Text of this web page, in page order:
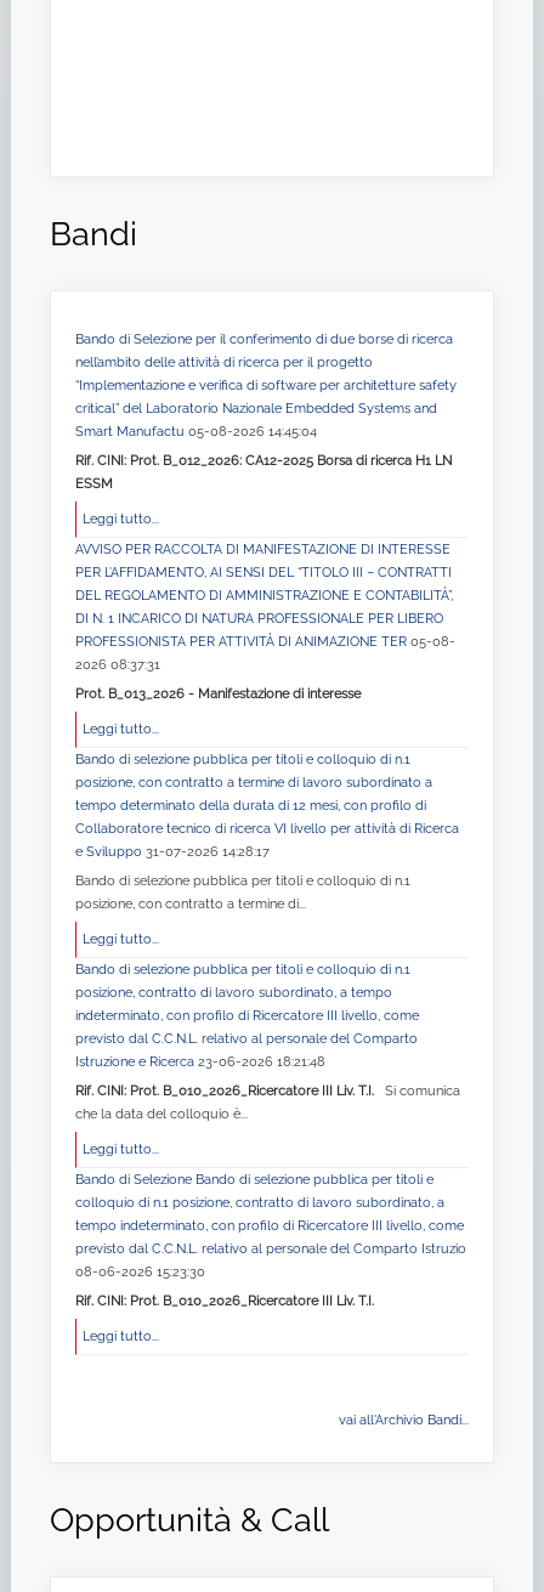
Bandi
Bando di Selezione per il conferimento di due borse di ricerca
nell’ambito delle attività di ricerca per il progetto
“Implementazione e verifica di software per architetture safety
critical” del Laboratorio Nazionale Embedded Systems and
Smart Manufactu 05-08-2026 14:45:04
Rif. CINI: Prot. B_012_2026: CA12-2025 Borsa di ricerca H1 LN
ESSM
Leggi tutto...
AVVISO PER RACCOLTA DI MANIFESTAZIONE DI INTERESSE
PER L’AFFIDAMENTO, AI SENSI DEL “TITOLO III – CONTRATTI
DEL REGOLAMENTO DI AMMINISTRAZIONE E CONTABILITÀ”,
DI N. 1 INCARICO DI NATURA PROFESSIONALE PER LIBERO
PROFESSIONISTA PER ATTIVITÀ DI ANIMAZIONE TER 05-08-
2026 08:37:31
Prot. B_013_2026 - Manifestazione di interesse
Leggi tutto...
Bando di selezione pubblica per titoli e colloquio di n.1
posizione, con contratto a termine di lavoro subordinato a
tempo determinato della durata di 12 mesi, con profilo di
Collaboratore tecnico di ricerca VI livello per attività di Ricerca
e Sviluppo 31-07-2026 14:28:17
Bando di selezione pubblica per titoli e colloquio di n.1
posizione, con contratto a termine di...
Leggi tutto...
Bando di selezione pubblica per titoli e colloquio di n.1
posizione, contratto di lavoro subordinato, a tempo
indeterminato, con profilo di Ricercatore III livello, come
previsto dal C.C.N.L. relativo al personale del Comparto
Istruzione e Ricerca 23-06-2026 18:21:48
Rif. CINI: Prot. B_010_2026_Ricercatore III Liv. T.I.Si comunica
che la data del colloquio è...
Leggi tutto...
Bando di Selezione Bando di selezione pubblica per titoli e
colloquio di n.1 posizione, contratto di lavoro subordinato, a
tempo indeterminato, con profilo di Ricercatore III livello, come
previsto dal C.C.N.L. relativo al personale del Comparto Istruzio
08-06-2026 15:23:30
Rif. CINI: Prot. B_010_2026_Ricercatore III Liv. T.I.
Leggi tutto...
vai all'Archivio Bandi...
Opportunità & Call